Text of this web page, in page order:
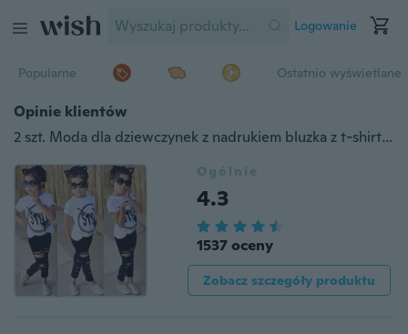
Logowanie
Popularne Ostatnio wyświetlane
Opinie klientów
2 szt. Moda dla dziewczynek z nadrukiem bluzka z t-shirtem + spodnie do legginsów Zestaw ubrań dla dzieci
Ogólnie
4.3
1537 oceny
Zobacz szczegóły produktu